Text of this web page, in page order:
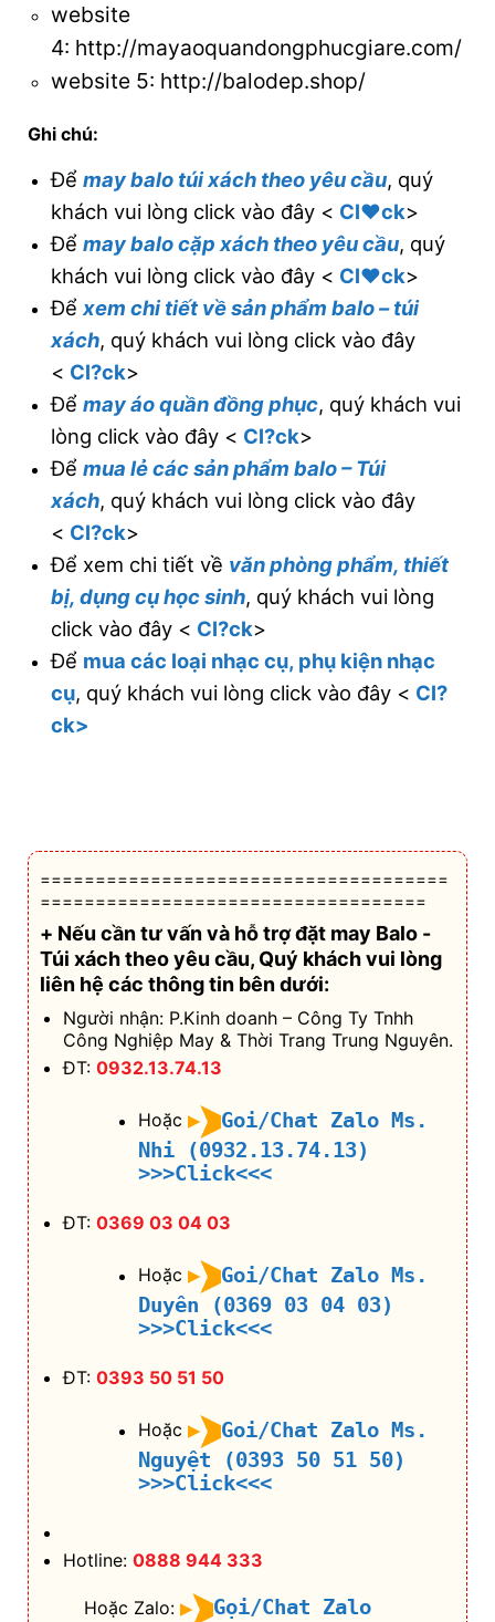
website
4: http://mayaoquandongphucgiare.com/
website 5: http://balodep.shop/
Ghi chú:
Để may balo túi xách theo yêu cầu, quý
khách vui lòng click vào đây < Cl♥ck>
Để may balo cặp xách theo yêu cầu, quý
khách vui lòng click vào đây < Cl♥ck>
Để xem chi tiết về sản phẩm balo – túi
xách, quý khách vui lòng click vào đây
< Cl?ck>
Để may áo quần đồng phục, quý khách vui
lòng click vào đây < Cl?ck>
Để mua lẻ các sản phẩm balo – Túi
xách, quý khách vui lòng click vào đây
< Cl?ck>
Để xem chi tiết về văn phòng phẩm, thiết
bị, dụng cụ học sinh, quý khách vui lòng
click vào đây < Cl?ck>
Để mua các loại nhạc cụ, phụ kiện nhạc
cụ, quý khách vui lòng click vào đây < Cl?
ck>
=====================================
===================================
+ Nếu cần tư vấn và hỗ trợđặt may Balo -
Túi xách theo yêu cầu, Quý khách vui lòng
liên hệ các thông tin bên dưới:
Người nhận: P.Kinh doanh – Công Ty Tnhh
Công Nghiệp May & Thời Trang Trung Nguyên.
ĐT: 0932.13.74.13
Hoặc
Goi/Chat Zalo Ms.
Nhi (0932.13.74.13)
>>>Click<<<
ĐT: 0369 03 04 03
Hoặc
Goi/Chat Zalo Ms.
Duyên (0369 03 04 03)
>>>Click<<<
ĐT: 0393 50 51 50
Hoặc
Goi/Chat Zalo Ms.
Nguyệt (0393 50 51 50)
>>>Click<<<
Hotline: 0888 944 333
Hoặc Zalo:
Gọi/Chat Zalo